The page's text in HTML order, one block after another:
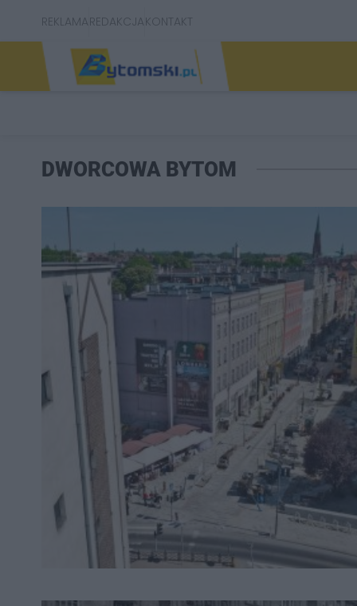
REKLAMAREDAKCJAKONTAKT
DWORCOWA BYTOM